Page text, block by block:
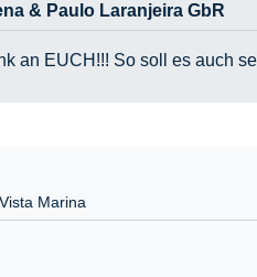
& Paulo Laranjeira GbR
an EUCH!!! So soll es auch
Marina